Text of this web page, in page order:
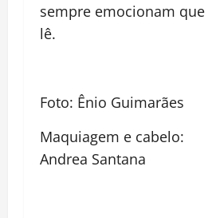
sempre emocionam que
lê.
Foto: Ênio Guimarães
Maquiagem e cabelo:
Andrea Santana